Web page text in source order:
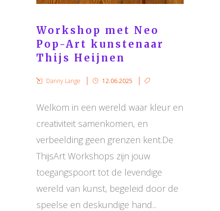
Workshop met Neo
Pop-Art kunstenaar
Thijs Heijnen
Danny Lange 12.06.2025
Welkom in een wereld waar kleur en
creativiteit samenkomen, en
verbeelding geen grenzen kent.De
ThijsArt Workshops zijn jouw
toegangspoort tot de levendige
wereld van kunst, begeleid door de
speelse en deskundige hand...